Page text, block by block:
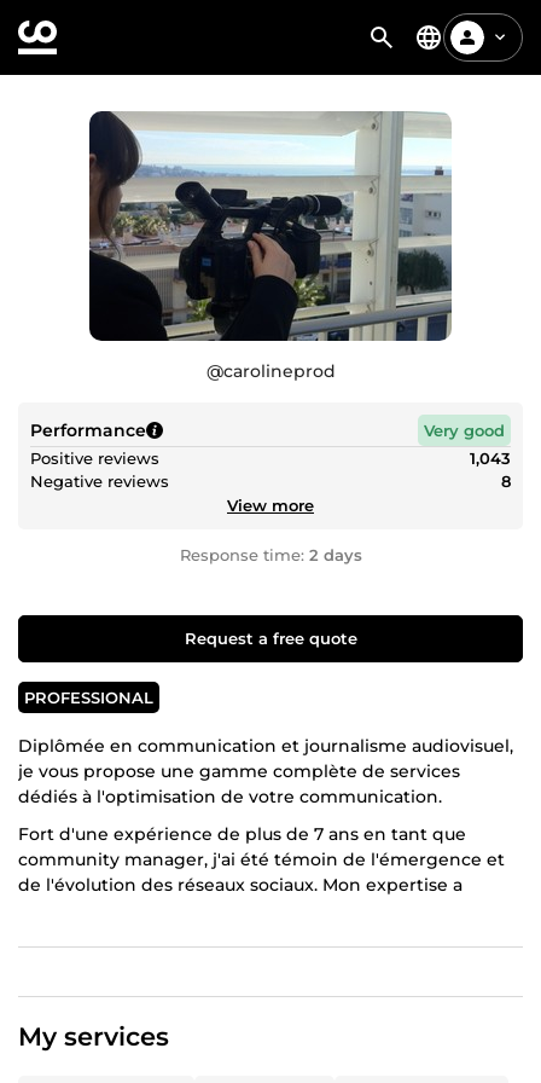
@carolineprod
Performance
Very good
Positive reviews
1,043
Negative reviews
8
View more
Response time: 2 days
Request a free quote
PROFESSIONAL
Diplômée en communication et journalisme audiovisuel,
je vous propose une gamme complète de services
dédiés à l'optimisation de votre communication.
Fort d'une expérience de plus de 7 ans en tant que
community manager, j'ai été témoin de l'émergence et
de l'évolution des réseaux sociaux. Mon expertise a
Mon parcours professionnel reflète ma passion pour
My services